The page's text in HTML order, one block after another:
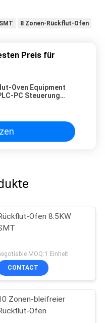
8 Zonen-Rückflut-Ofen
Preis für
Oven Equipment
PC Steuerung
Ofen 8.5KW
MOQ:1 Einheit
CONTACT
Zonen-bleifreier
Ofen